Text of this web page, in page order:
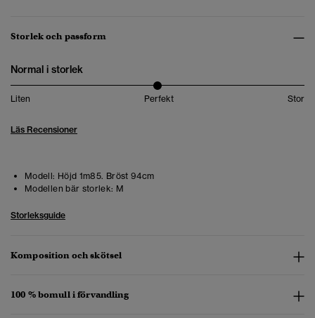
Storlek och passform
Normal i storlek
Liten Perfekt Stor
Läs Recensioner
Modell: Höjd 1m85. Bröst 94cm
Modellen bär storlek: M
Storleksguide
Komposition och skötsel
100 % bomull i förvandling